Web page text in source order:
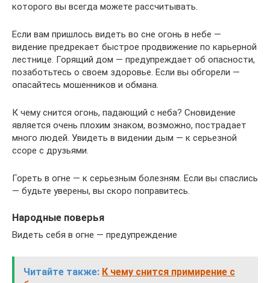
которого вы всегда можете рассчитывать.
Если вам пришлось видеть во сне огонь в небе —
видение предрекает быстрое продвижение по карьерной
лестнице. Горящий дом — предупреждает об опасности,
позаботьтесь о своем здоровье. Если вы обгорели —
опасайтесь мошенников и обмана.
К чему снится огонь, падающий с неба? Сновидение
является очень плохим знаком, возможно, пострадает
много людей. Увидеть в видении дым — к серьезной
ссоре с друзьями.
Гореть в огне — к серьезным болезням. Если вы спаслись
— будьте уверены, вы скоро поправитесь.
Народные поверья
Видеть себя в огне — предупреждение
Читайте также: К чему снится примирение с